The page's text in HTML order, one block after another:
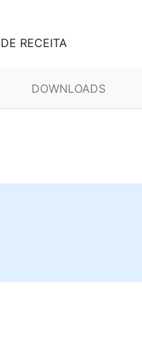
RECEITA
DOWNLOADS